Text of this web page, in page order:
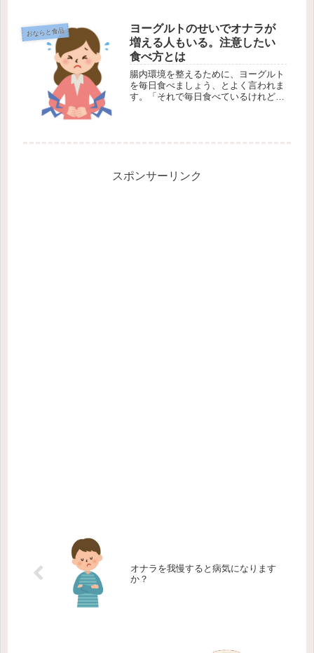
おならと食品
ヨーグルトのせいでオナラが
増える人もいる。注意したい
食べ方とは
腸内環境を整えるために、ヨーグルト
を毎日食べましょう、とよく言われま
す。「それで毎日食べているけれど、
スポンサーリンク
オナラを我慢すると病気になります
か？